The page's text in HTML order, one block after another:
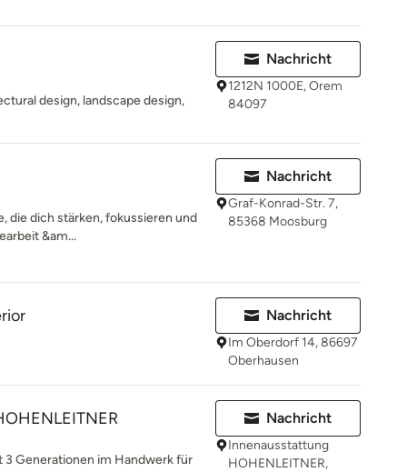
design, landscape design,
Nachricht
1212N 1000E, Orem
84097
die dich stärken, fokussieren und
&am...
Nachricht
Graf-Konrad-Str. 7,
85368 Moosburg
Nachricht
Im Oberdorf 14, 86697
Oberhausen
3 Generationen im Handwerk für
Nachricht
Innenausstattung
HOHENLEITNER,